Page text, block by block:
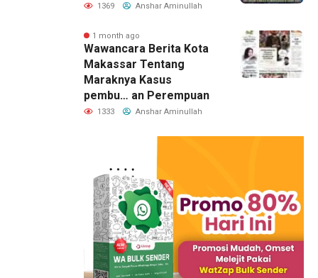
1369 Anshar Aminullah
1 month ago
Wawancara Berita Kota
Makassar Tentang
Maraknya Kasus
pembu… an Perempuan
1333 Anshar Aminullah